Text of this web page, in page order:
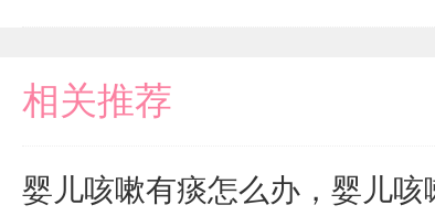
相关推荐
婴儿咳嗽有痰怎么办，婴儿